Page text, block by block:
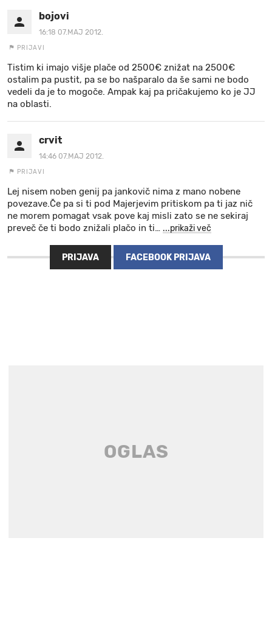
bojovi
16:18 07.MAJ 2012.
PRIJAVI
Tistim ki imajo višje plače od 2500€ znižat na 2500€
ostalim pa pustit, pa se bo našparalo da še sami ne bodo
vedeli da je to mogoče. Ampak kaj pa pričakujemo ko je JJ
na oblasti.
crvit
14:46 07.MAJ 2012.
PRIJAVI
Lej nisem noben genij pa jankovič nima z mano nobene
povezave.Če pa si ti pod Majerjevim pritiskom pa ti jaz nič
ne morem pomagat vsak pove kaj misli zato se ne sekiraj
preveč če ti bodo znižali plačo in ti… ...prikaži več
PRIJAVA FACEBOOK PRIJAVA